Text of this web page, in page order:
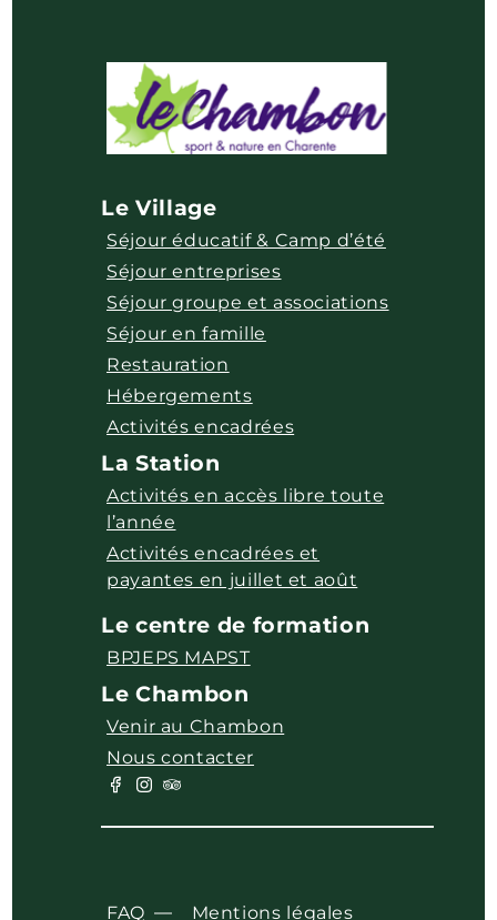
Le Village
Séjour éducatif & Camp d’été
Séjour entreprises
Séjour groupe et associations
Séjour en famille
Restauration
Hébergements
Activités encadrées
La Station
Activités en accès libre toute
l’année
Activités encadrées et
payantes en juillet et août
Le centre de formation
BPJEPS MAPST
Le Chambon
Venir au Chambon
Nous contacter
FAQ Mentions légales